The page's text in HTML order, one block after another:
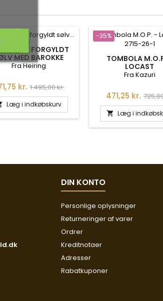
I FORGYLDT
MED BAROKKE
-
Fra Heiring
kr. Normalpris
1.495,00 kr.
Læg i indkøbskurv
-35%
TOMBOLA
LOCAST
Fra Kazuri
Pris
471,25 kr.
 Læg i
DIN KONTO
Personlige oplysninger
Returneringer af varer
Ordrer
Kreditnotaer
Adresser
Rabatkuponer